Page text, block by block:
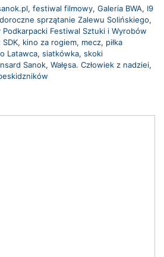
, festiwal filmowy, Galeria BWA, I9
sprzątanie Zalewu Solińskiego,
Podkarpacki Festiwal Sztuki i Wyrobów
SDK, kino za rogiem, mecz, piłka
Latawca, siatkówka, skoki
Sanok, Wałęsa. Człowiek z nadziei,